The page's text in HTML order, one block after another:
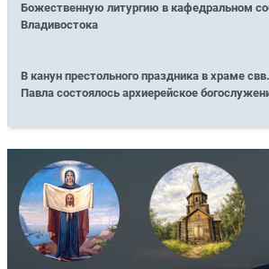
Божественную литургию в кафедральном
Владивостока
В канун престольного праздника в храме
Павла состоялось архиерейское